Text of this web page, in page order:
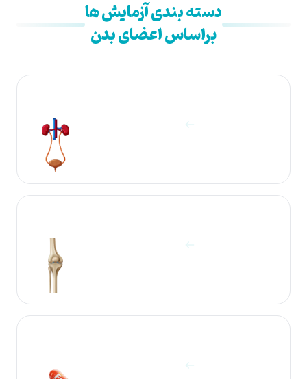
دسته بندی آزمایش ها
براساس اعضای بدن